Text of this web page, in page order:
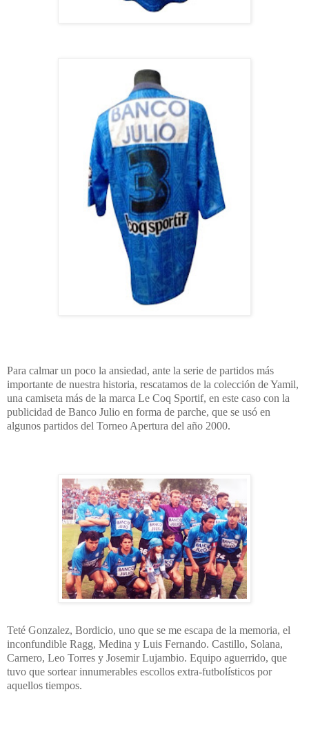
Para calmar un poco la ansiedad, ante la serie de partidos más
importante de nuestra historia, rescatamos de la colección de Yamil,
una camiseta más de la marca Le Coq Sportif, en este caso con la
publicidad de Banco Julio en forma de parche, que se usó en
algunos partidos del Torneo Apertura del año 2000.
Teté Gonzalez, Bordicio, uno que se me escapa de la memoria, el
inconfundible Ragg, Medina y Luis Fernando. Castillo, Solana,
Carnero, Leo Torres y Josemir Lujambio. Equipo aguerrido, que
tuvo que sortear innumerables escollos extra-futbolísticos por
aquellos tiempos.